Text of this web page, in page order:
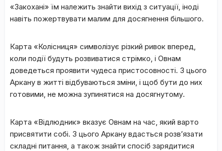
«Закохані» їм належить знайти вихід з ситуації, іноді
навіть пожертвувати малим для досягнення більшого.
Карта «Колісниця» символізує різкий ривок вперед,
коли події будуть розвиватися стрімко, і Овнам
доведеться проявити чудеса пристосовності. З цього
Аркану в житті відбуваються зміни, і щоб бути до них
готовими, не можна зупинятися на досягнутому.
Карта «Відлюдник» вказує Овнам на час, який варто
присвятити собі. З цього Аркану вдасться розв’язати
складні питання, а також знайти спосіб зарядитися